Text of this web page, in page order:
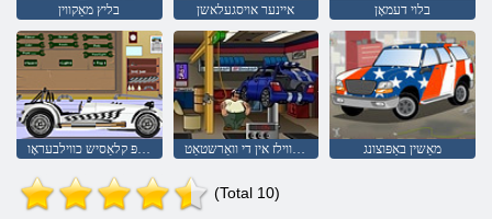
בליץ מאַקווין איינער אויסגעלאשן בלוי דעמאָן
פּימפּ קלאַסיש כווילבעראָו געפינען ווילז אין די וואַרשטאַט מאַשין באַפּוצונג
(Total 10)